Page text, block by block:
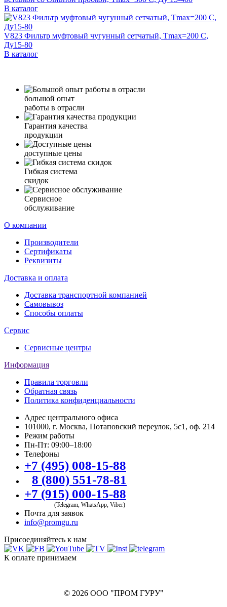
В каталог
V823 Фильтр муфтовый чугунный сетчатый, Tmax=200 C,
Ду15-80
В каталог
большой опыт
работы в отрасли
Гарантия качества
продукции
доступные цены
Гибкая система
скидок
Сервисное
обслуживание
О компании
Производители
Сертификаты
Реквизиты
Доставка и оплата
Доставка транспортной компанией
Самовывоз
Способы оплаты
Сервис
Сервисные центры
Информация
Правила торговли
Обратная связь
Политика конфиденциальности
Адрес центрального офиса
101000, г. Москва, Потаповский переулок, 5с1, оф. 214
Режим работы
Пн-Пт: 09:00–18:00
Телефоны
+7 (495) 008-15-88
8 (800) 551-78-81
+7 (915) 000-15-88
(Telegram, WhatsApp, Viber)
Почта для заявок
info@promgu.ru
Присоединяйтесь к нам
К оплате принимаем
© 2026 ООО "ПРОМ ГУРУ"